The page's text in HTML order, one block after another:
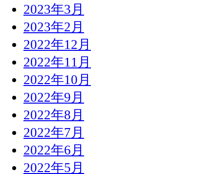
2023年3月
2023年2月
2022年12月
2022年11月
2022年10月
2022年9月
2022年8月
2022年7月
2022年6月
2022年5月